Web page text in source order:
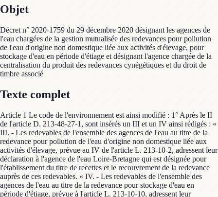
Objet
Décret n° 2020-1759 du 29 décembre 2020 désignant les agences de
l'eau chargées de la gestion mutualisée des redevances pour pollution
de l'eau d'origine non domestique liée aux activités d'élevage, pour
stockage d'eau en période d'étiage et désignant l'agence chargée de la
centralisation du produit des redevances cynégétiques et du droit de
timbre associé
Texte complet
Article 1 Le code de l'environnement est ainsi modifié : 1° Après le II
de l'article D. 213-48-27-1, sont insérés un III et un IV ainsi rédigés : «
III. - Les redevables de l'ensemble des agences de l'eau au titre de la
redevance pour pollution de l'eau d'origine non domestique liée aux
activités d'élevage, prévue au IV de l'article L. 213-10-2, adressent leur
déclaration à l'agence de l'eau Loire-Bretagne qui est désignée pour
l'établissement du titre de recettes et le recouvrement de la redevance
auprès de ces redevables. « IV. - Les redevables de l'ensemble des
agences de l'eau au titre de la redevance pour stockage d'eau en
période d'étiage, prévue à l'article L. 213-10-10, adressent leur